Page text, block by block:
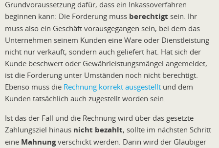
Grundvoraussetzung dafür, dass ein Inkassoverfahren
beginnen kann: Die Forderung muss berechtigt sein. Ihr
muss also ein Geschäft vorausgegangen sein, bei dem das
Unternehmen seinem Kunden eine Ware oder Dienstleistung
nicht nur verkauft, sondern auch geliefert hat. Hat sich der
Kunde beschwert oder Gewährleistungsmängel angemeldet,
ist die Forderung unter Umständen noch nicht berechtigt.
Ebenso muss die Rechnung korrekt ausgestellt und dem
Kunden tatsächlich auch zugestellt worden sein.
Ist das der Fall und die Rechnung wird über das gesetzte
Zahlungsziel hinaus nicht bezahlt, sollte im nächsten Schritt
eine Mahnungverschickt werden. Darin wird der Gläubiger